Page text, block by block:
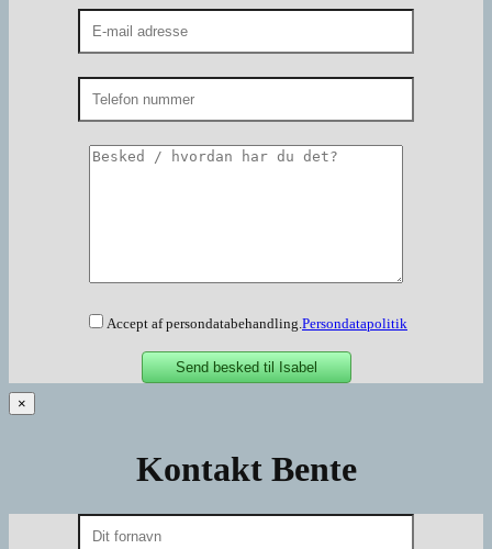
Accept af persondatabehandling. Persondatapolitik
×
Kontakt Bente